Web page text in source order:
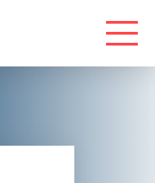
Menu